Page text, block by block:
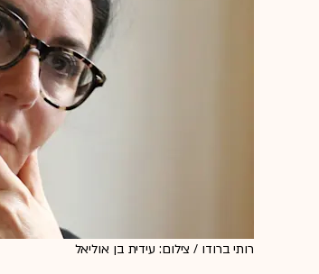
רותי ברודו / צילום: עידית בן אוליאל